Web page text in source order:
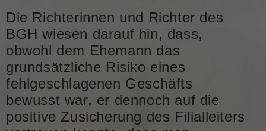
Die Richterinnen und Richter des
BGH wiesen darauf hin, dass,
obwohl dem Ehemann das
grundsätzliche Risiko eines
fehlgeschlagenen Geschäfts
bewusst war, er dennoch auf die
positive Zusicherung des Filialleiters